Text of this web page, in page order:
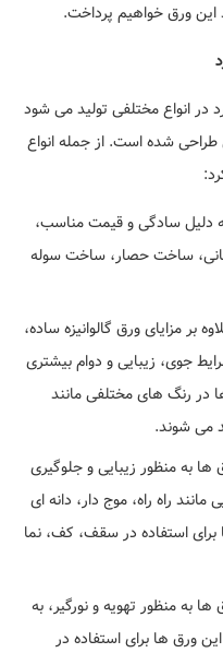
این ورق خواهیم پرداخت.
0.9 میل عرض1250 شهرکرد در انواع مختلفی تولید می شود
طراحی شده است. از جمله انواع
دلیل سادگی و قیمت مناسب،
ساخت حصار، ساخت سوله
بر مزایای ورق گالوانیزه ساده،
جوی، زیبایی و دوام بیشتری
رنگ های مختلفی مانند
می شوند.
ها به منظور زیبایی و جلوگیری
راه راه، موج دار، دانه ای
استفاده در سقف، کف، نما
به منظور تهویه و نورگیر، به
ورق ها برای استفاده در